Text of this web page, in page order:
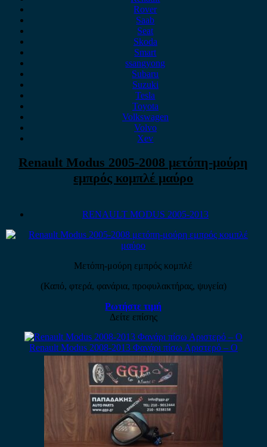
Rover
Saab
Seat
Skoda
Smart
ssangyong
Subaru
Suzuki
Tesla
Toyota
Volkswagen
Volvo
Xev
Renault Modus 2005-2008 μετόπη-μούρη
εμπρός κομπλέ μαύρο
RENAULT MODUS 2005-2013
Μετόπη-μούρη εμπρός κομπλέ
(Καπό, φτερά, φανάρια, προφυλακτήρας, ψυγεία)
Ρωτήστε τιμή
Δείτε επίσης
Renault Modus 2008-2013 Φανάρι πίσω Αριστερό – Ο